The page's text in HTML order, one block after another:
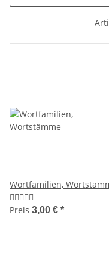
Wortfamilien,
Preis 3,00 € *